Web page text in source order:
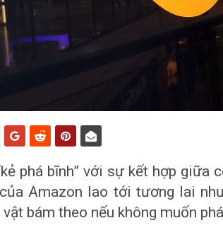
phá bĩnh” với sự kết hợp giữa
Amazon lao tới tương lai
bám theo nếu không muốn